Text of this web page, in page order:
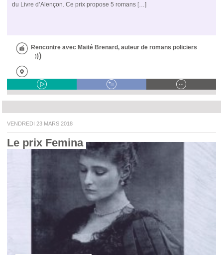
du Livre d’Alençon. Ce prix propose 5 romans […]
Rencontre avec Maïté Brenard, auteur de romans policiers
VENDREDI 23 MARS 2018
Le prix Femina